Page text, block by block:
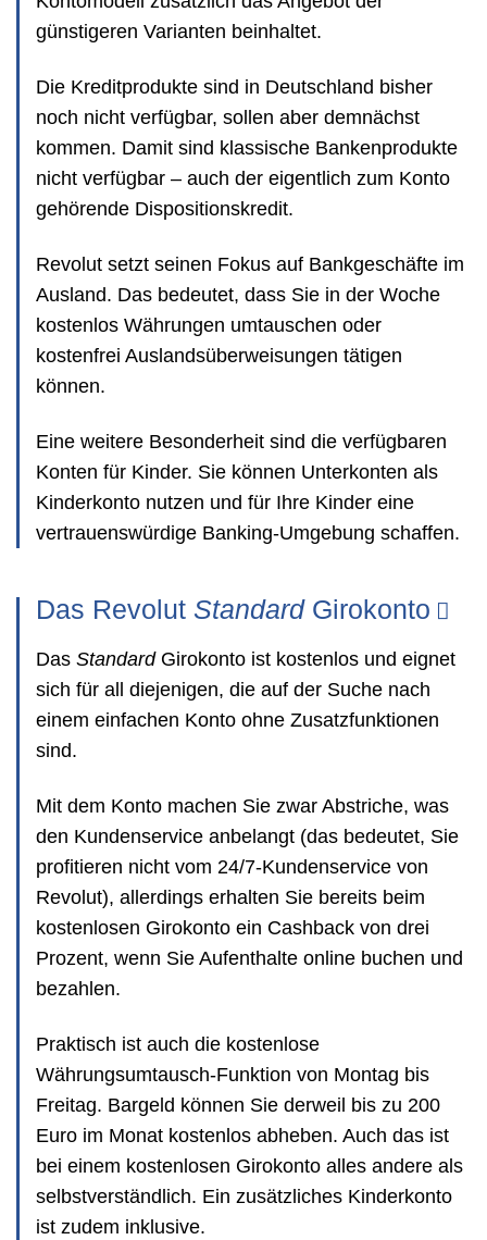
günstigeren Varianten beinhaltet.
Die Kreditprodukte sind in Deutschland bisher
noch nicht verfügbar, sollen aber demnächst
kommen. Damit sind klassische Bankenprodukte
nicht verfügbar – auch der eigentlich zum Konto
gehörende Dispositionskredit.
Revolut setzt seinen Fokus auf Bankgeschäfte im
Ausland. Das bedeutet, dass Sie in der Woche
kostenlos Währungen umtauschen oder
kostenfrei Auslandsüberweisungen tätigen
können.
Eine weitere Besonderheit sind die verfügbaren
Konten für Kinder. Sie können Unterkonten als
Kinderkonto nutzen und für Ihre Kinder eine
vertrauenswürdige Banking-Umgebung schaffen.
Das Revolut StandardGirokonto
Das StandardGirokonto ist kostenlos und eignet
sich für all diejenigen, die auf der Suche nach
einem einfachen Konto ohne Zusatzfunktionen
sind.
Mit dem Konto machen Sie zwar Abstriche, was
den Kundenservice anbelangt (das bedeutet, Sie
profitieren nicht vom 24/7-Kundenservice von
Revolut), allerdings erhalten Sie bereits beim
kostenlosen Girokonto ein Cashback von drei
Prozent, wenn Sie Aufenthalte online buchen und
bezahlen.
Praktisch ist auch die kostenlose
Währungsumtausch-Funktion von Montag bis
Freitag. Bargeld können Sie derweil bis zu 200
Euro im Monat kostenlos abheben. Auch das ist
bei einem kostenlosen Girokonto alles andere als
selbstverständlich. Ein zusätzliches Kinderkonto
ist zudem inklusive.